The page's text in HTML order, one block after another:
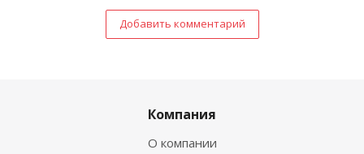
Добавить комментарий
Компания
О компании